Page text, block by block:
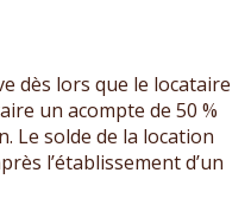
dès lors que le locataire
un acompte de 50 %
Le solde de la location
l’établissement d’un